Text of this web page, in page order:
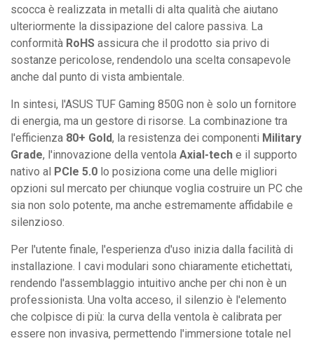
scocca è realizzata in metalli di alta qualità che aiutano
ulteriormente la dissipazione del calore passiva. La
conformità RoHS assicura che il prodotto sia privo di
sostanze pericolose, rendendolo una scelta consapevole
anche dal punto di vista ambientale.
In sintesi, l'ASUS TUF Gaming 850G non è solo un fornitore
di energia, ma un gestore di risorse. La combinazione tra
l'efficienza 80+ Gold, la resistenza dei componenti Military
Grade, l'innovazione della ventola Axial-tech e il supporto
nativo al PCIe 5.0 lo posiziona come una delle migliori
opzioni sul mercato per chiunque voglia costruire un PC che
sia non solo potente, ma anche estremamente affidabile e
silenzioso.
Per l'utente finale, l'esperienza d'uso inizia dalla facilità di
installazione. I cavi modulari sono chiaramente etichettati,
rendendo l'assemblaggio intuitivo anche per chi non è un
professionista. Una volta acceso, il silenzio è l'elemento
che colpisce di più: la curva della ventola è calibrata per
essere non invasiva, permettendo l'immersione totale nel